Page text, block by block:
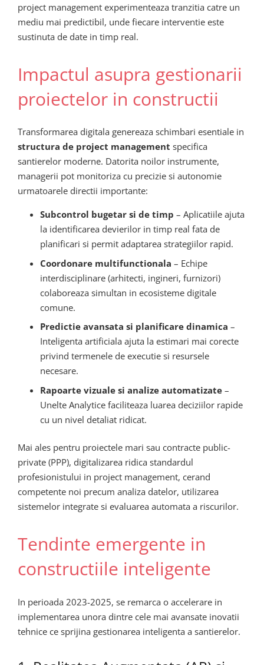
project management experimenteaza tranzitia catre un
mediu mai predictibil, unde fiecare interventie este
sustinuta de date in timp real.
Impactul asupra gestionarii
proiectelor in constructii
Transformarea digitala genereaza schimbari esentiale in
structura de project management specifica
santierelor moderne. Datorita noilor instrumente,
managerii pot monitoriza cu precizie si autonomie
urmatoarele directii importante:
Subcontrol bugetar si de timp – Aplicatiile ajuta
la identificarea devierilor in timp real fata de
planificari si permit adaptarea strategiilor rapid.
Coordonare multifunctionala – Echipe
interdisciplinare (arhitecti, ingineri, furnizori)
colaboreaza simultan in ecosisteme digitale
comune.
Predictie avansata si planificare dinamica –
Inteligenta artificiala ajuta la estimari mai corecte
privind termenele de executie si resursele
necesare.
Rapoarte vizuale si analize automatizate–
Unelte Analytice faciliteaza luarea deciziilor rapide
cu un nivel detaliat ridicat.
Mai ales pentru proiectele mari sau contracte public-
private (PPP), digitalizarea ridica standardul
profesionistului in project management, cerand
competente noi precum analiza datelor, utilizarea
sistemelor integrate si evaluarea automata a riscurilor.
Tendinte emergente in
constructiile inteligente
In perioada 2023-2025, se remarca o accelerare in
implementarea unora dintre cele mai avansate inovatii
tehnice ce sprijina gestionarea inteligenta a santierelor.